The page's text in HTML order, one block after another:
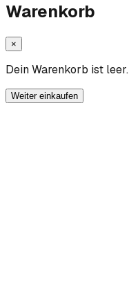
Warenkorb
×
Dein Warenkorb ist leer.
Weiter einkaufen